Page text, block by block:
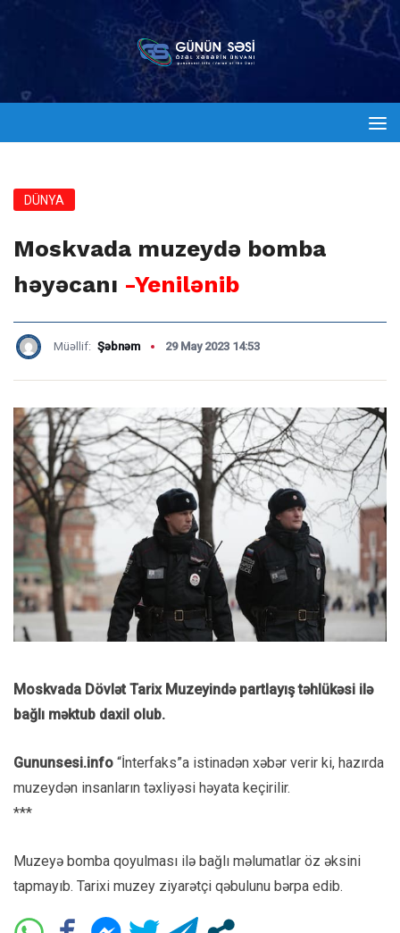
DÜNYA
Moskvada muzeydə bomba
həyəcanı -Yenilənib
Müəllif: Şəbnəm 29 May 2023 14:53
Moskvada Dövlət Tarix Muzeyində partlayış təhlükəsi ilə
bağlı məktub daxil olub.
Gununsesi.info “İnterfaks”a istinadən xəbər verir ki, hazırda
muzeydən insanların təxliyəsi həyata keçirilir.
***
Muzeyə bomba qoyulması ilə bağlı məlumatlar öz əksini
tapmayıb. Tarixi muzey ziyarətçi qəbulunu bərpa edib.